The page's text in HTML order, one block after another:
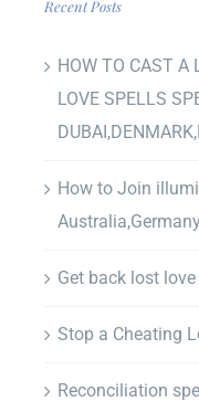
Recent Posts
HOW TO CAST A
LOVE SPELLS
How to Join
Get back lost
Stop a Cheating
Reconciliation